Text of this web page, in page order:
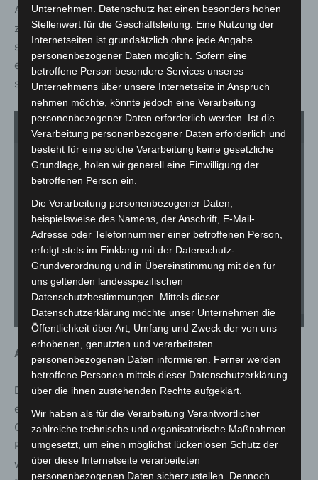
Ab sofort erkunden die Küken täglich nachmittags
zwischen 16 und 18 Uhr ihr Gehege. Das Elternpaar zeigt
sich zu dieser Zeit auf der Anlage und demonstriert
eindrucksvoll die Größe ausgewachsener Rothalsstrauße
sowie die intensive rote Farbe des Halses der Hähne.
1 von 3
Der Nachwuchs im Sandbad Foto: Erlebnis-Zoo Hannover
Artenschutz im Freiland
Der Erlebnis-Zoo Hannover arbeitet seit vielen Jahren
eng mit der Artenschutzorganisation Sahara
Conservation zusammen, die sich für den Schutz der
Rothalsstrauße in Niger und Tschad einsetzt. Dort
wurden Zuchtstationen gegründet, um nachgezogene
Unternehmen. Datenschutz hat einen besonders hohen
Stellenwert für die Geschäftsleitung. Eine Nutzung der
Internetseiten ist grundsätzlich ohne jede Angabe
personenbezogener Daten möglich. Sofern eine
betroffene Person besondere Services unseres
Unternehmens über unsere Internetseite in Anspruch
nehmen möchte, könnte jedoch eine Verarbeitung
personenbezogener Daten erforderlich werden. Ist die
Verarbeitung personenbezogener Daten erforderlich und
besteht für eine solche Verarbeitung keine gesetzliche
Grundlage, holen wir generell eine Einwilligung der
betroffenen Person ein.
Die Verarbeitung personenbezogener Daten,
beispielsweise des Namens, der Anschrift, E-Mail-
Adresse oder Telefonnummer einer betroffenen Person,
erfolgt stets im Einklang mit der Datenschutz-
Grundverordnung und in Übereinstimmung mit den für
uns geltenden landesspezifischen
Datenschutzbestimmungen. Mittels dieser
Datenschutzerklärung möchte unser Unternehmen die
Öffentlichkeit über Art, Umfang und Zweck der von uns
erhobenen, genutzten und verarbeiteten
personenbezogenen Daten informieren. Ferner werden
betroffene Personen mittels dieser Datenschutzerklärung
über die ihnen zustehenden Rechte aufgeklärt.
Wir haben als für die Verarbeitung Verantwortlicher
zahlreiche technische und organisatorische Maßnahmen
umgesetzt, um einen möglichst lückenlosen Schutz der
über diese Internetseite verarbeiteten
personenbezogenen Daten sicherzustellen. Dennoch